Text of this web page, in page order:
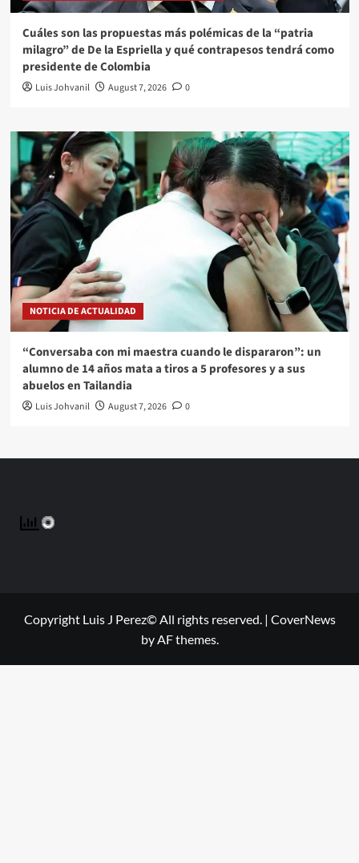
Cuáles son las propuestas más polémicas de la “patria
milagro” de De la Espriella y qué contrapesos tendrá como
presidente de Colombia
Luis Johvanil August 7, 2026 0
NOTICIA DE ACTUALIDAD
“Conversaba con mi maestra cuando le dispararon”: un
alumno de 14 años mata a tiros a 5 profesores y a sus
abuelos en Tailandia
Luis Johvanil August 7, 2026 0
Copyright Luis J Perez© All rights reserved. | CoverNews
by AF themes.